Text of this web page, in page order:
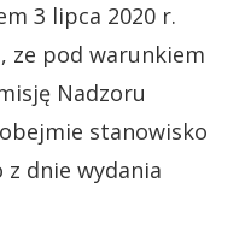
3 lipca 2020 r.
ze pod warunkiem
Nadzoru
stanowisko
dnie wydania